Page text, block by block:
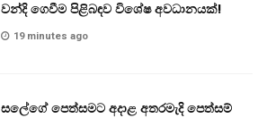
වන්දි ගෙවීම පිළිබඳව විශේෂ අවධානයක්!
19 minutes ago
සලේගේ පෙත්සමට අදාළ අතරමැදි පෙත්සම්